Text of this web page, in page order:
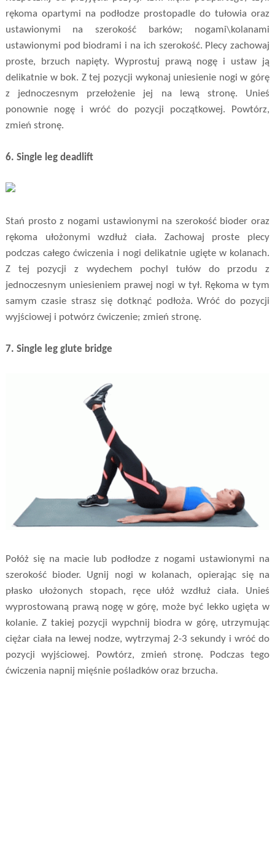
rękoma opartymi na podłodze prostopadle do tułowia oraz
ustawionymi na szerokość barków; nogami\kolanami
ustawionymi pod biodrami i na ich szerokość. Plecy zachowaj
proste, brzuch napięty. Wyprostuj prawą nogę i ustaw ją
delikatnie w bok. Z tej pozycji wykonaj uniesienie nogi w górę
z jednoczesnym przełożenie jej na lewą stronę. Unieś
ponownie nogę i wróć do pozycji początkowej. Powtórz,
zmień stronę.
6. Single leg deadlift
Stań prosto z nogami ustawionymi na szerokość bioder oraz
rękoma ułożonymi wzdłuż ciała. Zachowaj proste plecy
podczas całego ćwiczenia i nogi delikatnie ugięte w kolanach.
Z tej pozycji z wydechem pochyl tułów do przodu z
jednoczesnym uniesieniem prawej nogi w tył. Rękoma w tym
samym czasie strasz się dotknąć podłoża. Wróć do pozycji
wyjściowej i potwórz ćwiczenie; zmień stronę.
7. Single leg glute bridge
Połóż się na macie lub podłodze z nogami ustawionymi na
szerokość bioder. Ugnij nogi w kolanach, opierając się na
płasko ułożonych stopach, ręce ułóż wzdłuż ciała. Unieś
wyprostowaną prawą nogę w górę, może być lekko ugięta w
kolanie. Z takiej pozycji wypchnij biodra w górę, utrzymując
ciężar ciała na lewej nodze, wytrzymaj 2-3 sekundy i wróć do
pozycji wyjściowej. Powtórz, zmień stronę. Podczas tego
ćwiczenia napnij mięśnie pośladków oraz brzucha.